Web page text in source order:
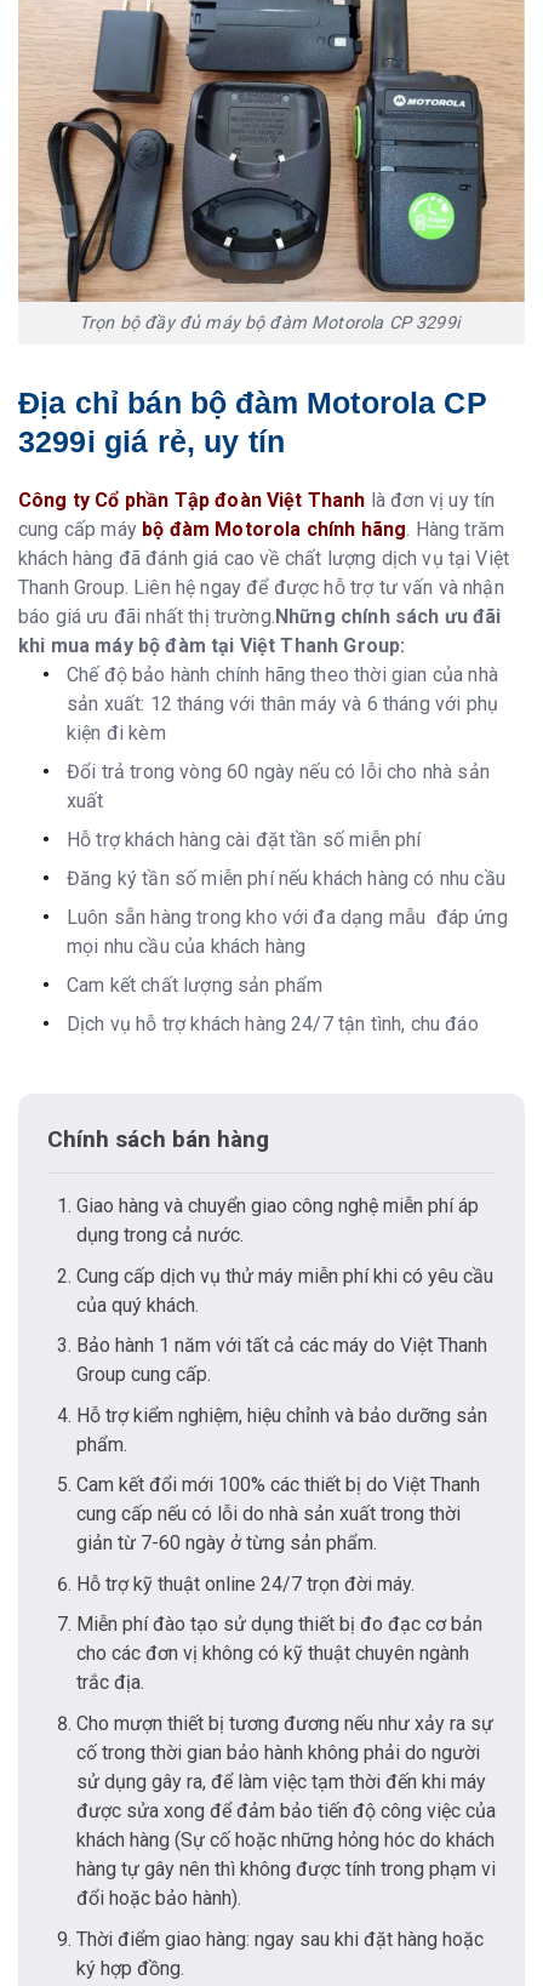
Trọn bộ đầy đủ máy bộ đàm Motorola CP 3299i
Địa chỉ bán bộ đàm Motorola CP
3299i giá rẻ, uy tín
Công ty Cổ phần Tập đoàn Việt Thanh là đơn vị uy tín
cung cấp máy bộ đàm Motorola chính hãng. Hàng trăm
khách hàng đã đánh giá cao về chất lượng dịch vụ tại Việt
Thanh Group. Liên hệ ngay để được hỗ trợ tư vấn và nhận
báo giá ưu đãi nhất thị trường.Những chính sách ưu đãi
khi mua máy bộ đàm tại Việt Thanh Group:
Chế độ bảo hành chính hãng theo thời gian của nhà
sản xuất: 12 tháng với thân máy và 6 tháng với phụ
kiện đi kèm
Đổi trả trong vòng 60 ngày nếu có lỗi cho nhà sản
xuất
Hỗ trợ khách hàng cài đặt tần số miễn phí
Đăng ký tần số miễn phí nếu khách hàng có nhu cầu
Luôn sẵn hàng trong kho với đa dạng mẫu đáp ứng
mọi nhu cầu của khách hàng
Cam kết chất lượng sản phẩm
Dịch vụ hỗ trợ khách hàng 24/7 tận tình, chu đáo
Chính sách bán hàng
Giao hàng và chuyển giao công nghệ miễn phí áp
dụng trong cả nước.
Cung cấp dịch vụ thử máy miễn phí khi có yêu cầu
của quý khách.
Bảo hành 1 năm với tất cả các máy do Việt Thanh
Group cung cấp.
Hỗ trợ kiểm nghiệm, hiệu chỉnh và bảo dưỡng sản
phẩm.
Cam kết đổi mới 100% các thiết bị do Việt Thanh
cung cấp nếu có lỗi do nhà sản xuất trong thời
giản từ 7-60 ngày ở từng sản phẩm.
Hỗ trợ kỹ thuật online 24/7 trọn đời máy.
Miễn phí đào tạo sử dụng thiết bị đo đạc cơ bản
cho các đơn vị không có kỹ thuật chuyên ngành
trắc địa.
Cho mượn thiết bị tương đương nếu như xảy ra sự
cố trong thời gian bảo hành không phải do người
sử dụng gây ra, để làm việc tạm thời đến khi máy
được sửa xong để đảm bảo tiến độ công việc của
khách hàng (Sự cố hoặc những hỏng hóc do khách
hàng tự gây nên thì không được tính trong phạm vi
đổi hoặc bảo hành).
Thời điểm giao hàng: ngay sau khi đặt hàng hoặc
ký hợp đồng.